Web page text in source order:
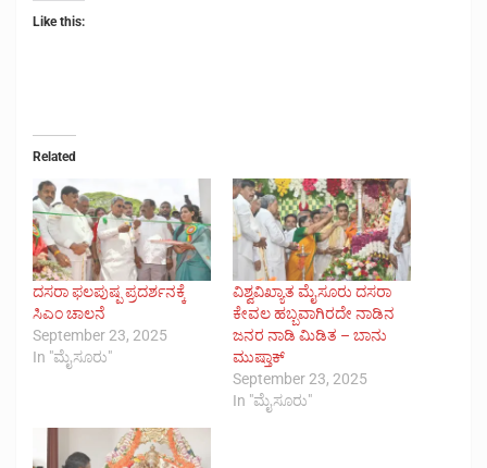
Like this:
Related
ದಸರಾ ಫಲಪುಷ್ಪ ಪ್ರದರ್ಶನಕ್ಕೆ
ಸಿಎಂ ಚಾಲನೆ
September 23, 2025
In "ಮೈಸೂರು"
ವಿಶ್ವವಿಖ್ಯಾತ ಮೈಸೂರು ದಸರಾ
ಕೇವಲ ಹಬ್ಬವಾಗಿರದೇ ನಾಡಿನ
ಜನರ ನಾಡಿ ಮಿಡಿತ – ಬಾನು
ಮುಷ್ತಾಕ್
September 23, 2025
In "ಮೈಸೂರು"